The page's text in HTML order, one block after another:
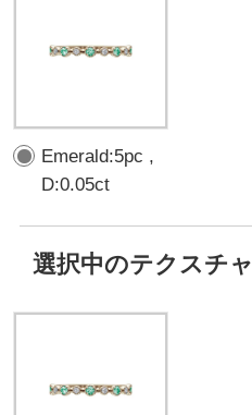
Emerald:5pc ,
D:0.05ct
選択中のテクスチャ